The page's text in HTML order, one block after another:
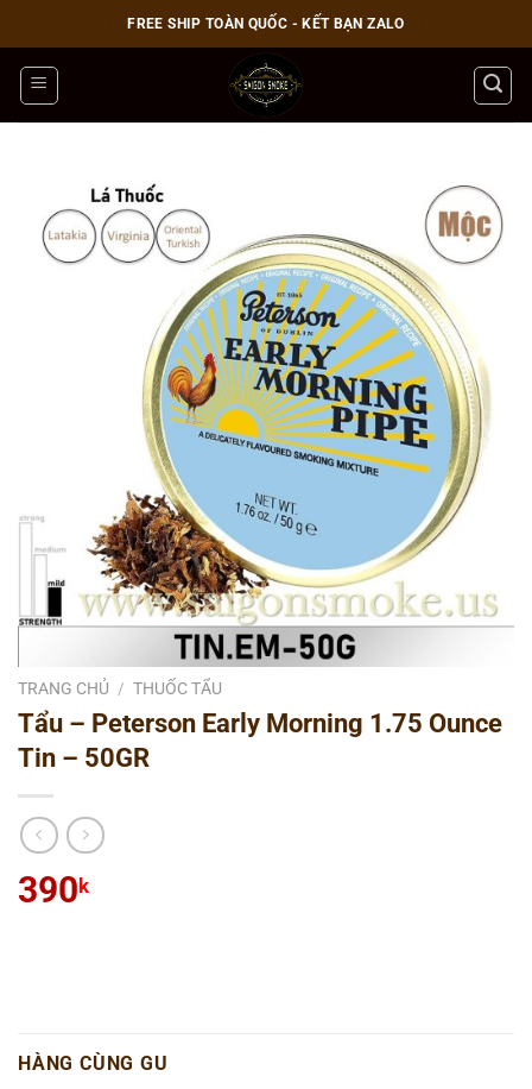
qua
nội
dung
FREE SHIP TOÀN QUỐC - KẾT BẠN ZALO
TRANG CHỦ / THUỐC TẨU
Tẩu – Peterson Early Morning 1.75 Ounce
Tin – 50GR
390 k
HÀNG CÙNG GU